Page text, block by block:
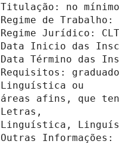
Titulação: no
Regime de Trabalho:
Regime Jurídico:
Data Inicio das
Data Término das
Requisitos:
Linguística ou
áreas afins, que
Letras,
Linguística,
Outras Informações: